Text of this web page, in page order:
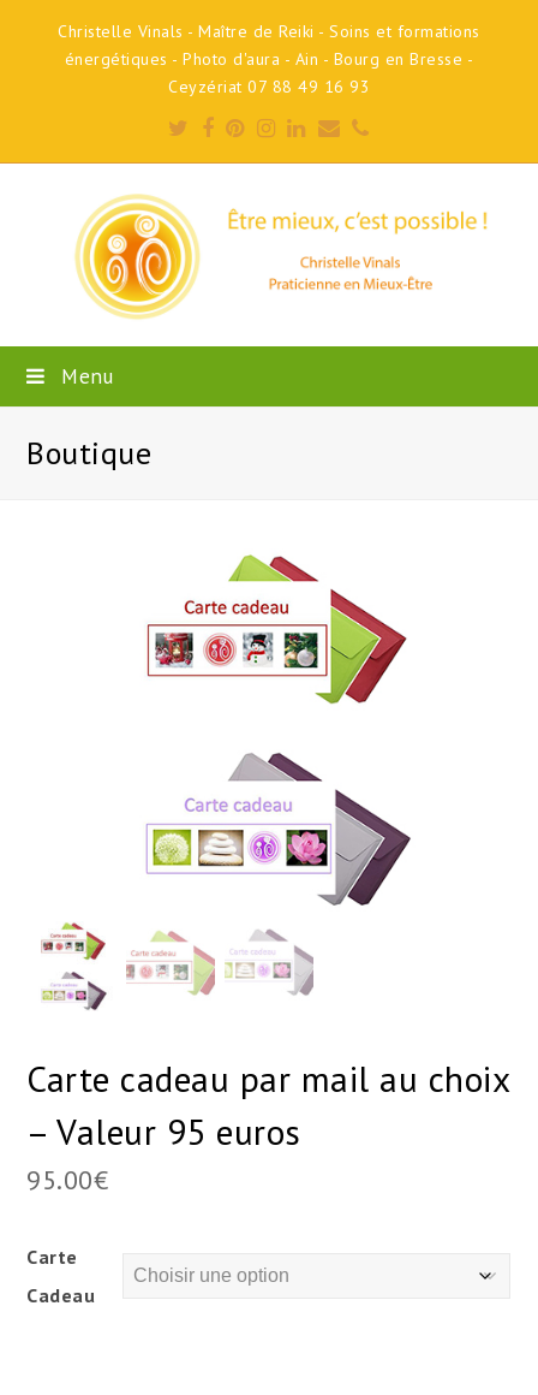
Christelle Vinals - Maître de Reiki - Soins et formations
énergétiques - Photo d'aura - Ain - Bourg en Bresse -
Ceyzériat 07 88 49 16 93
Twitter
Facebook
Pinterest
Instagram
LinkedIn
EmailPhone
Menu
Boutique
Carte cadeau par mail au choix
– Valeur 95 euros
95.00€
Carte
Cadeau